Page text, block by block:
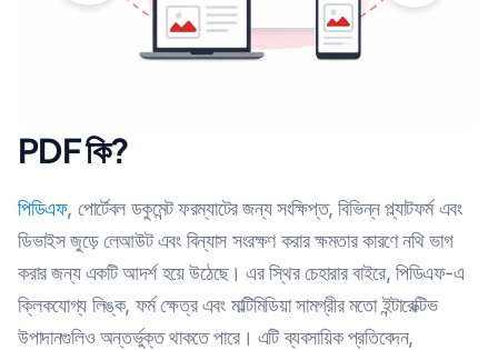
PDF কি?
পিডিএফ, পোর্টেবল ডকুমেন্ট ফরম্যাটের জন্য সংক্ষিপ্ত, বিভিন্ন প্ল্যাটফর্ম এবং
ডিভাইস জুড়ে লেআউট এবং বিন্যাস সংরক্ষণ করার ক্ষমতার কারণে নথি ভাগ
করার জন্য একটি আদর্শ হয়ে উঠেছে। এর স্থির চেহারার বাইরে, পিডিএফ-এ
ক্লিকযোগ্য লিঙ্ক, ফর্ম ক্ষেত্র এবং মাল্টিমিডিয়া সামগ্রীর মতো ইন্টারেক্টিভ
উপাদানগুলিও অন্তর্ভুক্ত থাকতে পারে। এটি ব্যবসায়িক প্রতিবেদন,